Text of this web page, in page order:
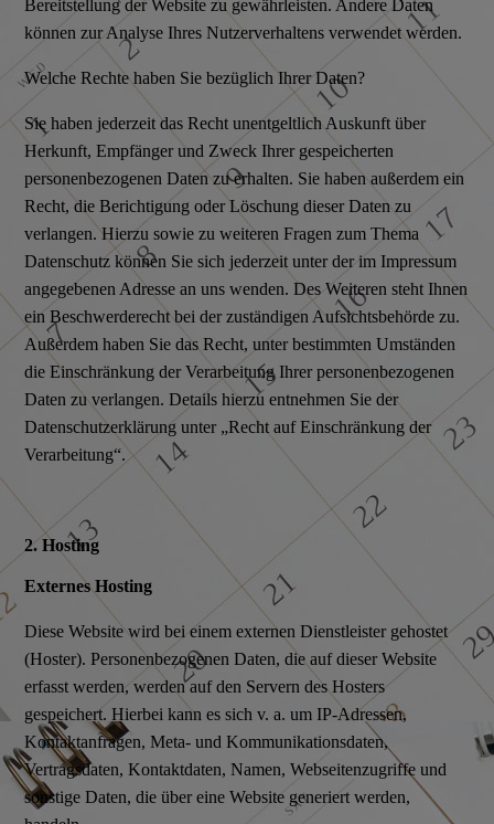
Bereitstellung der Website zu gewährleisten. Andere Daten
können zur Analyse Ihres Nutzerverhaltens verwendet werden.
Welche Rechte haben Sie bezüglich Ihrer Daten?
Sie haben jederzeit das Recht unentgeltlich Auskunft über
Herkunft, Empfänger und Zweck Ihrer gespeicherten
personenbezogenen Daten zu erhalten. Sie haben außerdem ein
Recht, die Berichtigung oder Löschung dieser Daten zu
verlangen. Hierzu sowie zu weiteren Fragen zum Thema
Datenschutz können Sie sich jederzeit unter der im Impressum
angegebenen Adresse an uns wenden. Des Weiteren steht Ihnen
ein Beschwerderecht bei der zuständigen Aufsichtsbehörde zu.
Außerdem haben Sie das Recht, unter bestimmten Umständen
die Einschränkung der Verarbeitung Ihrer personenbezogenen
Daten zu verlangen. Details hierzu entnehmen Sie der
Datenschutzerklärung unter „Recht auf Einschränkung der
Verarbeitung“.
2. Hosting
Externes Hosting
Diese Website wird bei einem externen Dienstleister gehostet
(Hoster). Personenbezogenen Daten, die auf dieser Website
erfasst werden, werden auf den Servern des Hosters
gespeichert. Hierbei kann es sich v. a. um IP-Adressen,
Kontaktanfragen, Meta- und Kommunikationsdaten,
Vertragsdaten, Kontaktdaten, Namen, Webseitenzugriffe und
sonstige Daten, die über eine Website generiert werden,